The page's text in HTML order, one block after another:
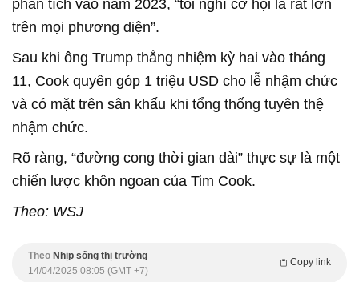
phân tích vào năm 2023, “tôi nghĩ cơ hội là rất lớn
trên mọi phương diện”.
Sau khi ông Trump thắng nhiệm kỳ hai vào tháng
11, Cook quyên góp 1 triệu USD cho lễ nhậm chức
và có mặt trên sân khấu khi tổng thống tuyên thệ
nhậm chức.
Rõ ràng, “đường cong thời gian dài” thực sự là một
chiến lược khôn ngoan của Tim Cook.
Theo: WSJ
Theo Nhịp sống thị trường
Copy link
14/04/2025 08:05 (GMT +7)